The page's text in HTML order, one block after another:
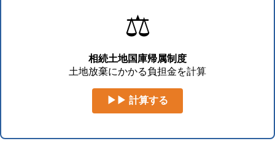
⚖️
相続土地国庫帰属制度
土地放棄にかかる負担金を計算
▶▶ 計算する